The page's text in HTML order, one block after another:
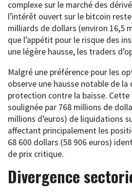
complexe sur le marché des
l’intérêt ouvert sur le bitcoin
milliards de dollars (environ 16,5
que l’appétit pour le risque des
une légère hausse, les traders
Malgré une préférence pour les
observe une hausse notable de la
protection contre la baisse.
soulignée par 768 millions de
millions d’euros) de liquidations
affectant principalement les
68 600 dollars (58 906 euros)
de prix critique.
Divergence